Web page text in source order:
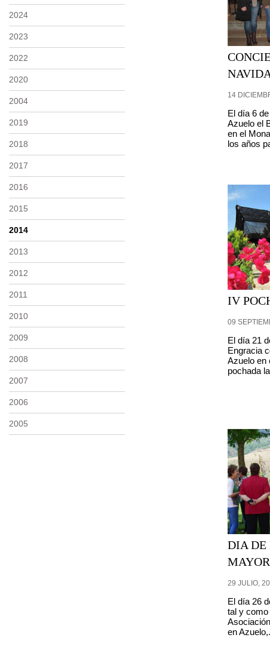
2024
2023
2022
2020
2004
2019
2018
2017
2016
2015
2014
2013
2012
2011
2010
2009
2008
2007
2006
2005
14
El día 6
Azuelo el
en el
los años
IV
09
El día 21
Engracia
Azuelo en
pochada
DIA DE
29 JULIO,
El día 26
tal y como
en
Buscar